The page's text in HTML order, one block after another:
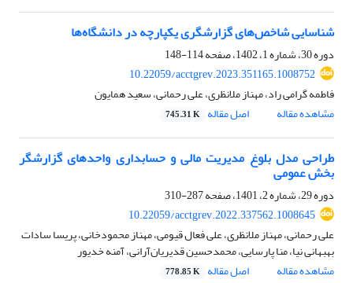
شناسایی شاخص‌های گزارشگری یکپارچه در دانشگاه‏‌ها
دوره 30، شماره 1، 1402، صفحه
114-148
10.22059/acctgrev.2023.351165.1008752
فاطمه گرامی راد، مهناز ملانظری، علی رحمانی، سعید همایون
مشاهده مقاله
اصل مقاله 745.31 K
طراحی مدل بلوغ مدیریت مالی و حسابداری واحدهای گزارشگر
بخش عمومی
دوره 29، شماره 2، 1401، صفحه
287-310
10.22059/acctgrev.2022.337562.1008645
علی رحمانی، مهناز ملانظری، علی فعال قیومی، مهناز محمودخانی، پریسا سادات
بهبهانی نیا، منا پارسایی، محمدحسین قدیریان‌آرانی، آمنه خدیور
مشاهده مقاله
اصل مقاله 778.85 K